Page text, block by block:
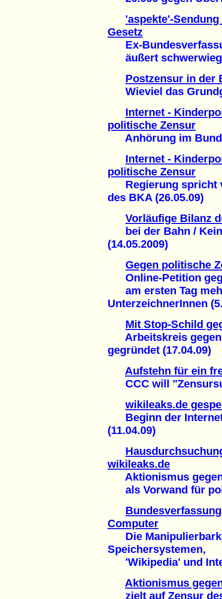
'aspekte'-
Gesetz
Ex-
äußert
Postzensur in der
Wieviel das
Internet -
politische Zensur
Anhörung im
Internet -
politische Zensur
Regierung spricht
des BKA (26.05.09)
Vorläufige Bilanz
bei der Bahn /
(14.05.2009)
Gegen politische
Online-Petition
am ersten Tag
UnterzeichnerInnen
Mit Stop-Schild
Arbeitskreis gegen
gegründet (17.04.09)
Aufstehn für ein
CCC will
wikileaks.de
Beginn der
(11.04.09)
wikileaks.de
Aktionismus
als Vorwand für
Computer
Die
Speichersystemen,
'Wikipedia' und
Aktionismus
zielt auf Zensur